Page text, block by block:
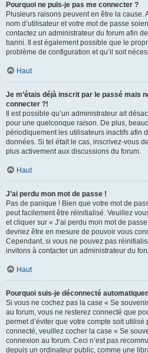
Pourquoi ne puis-je pas me connecter ?
Plusieurs raisons peuvent en être la cause.
nom d’utilisateur et votre mot de passe
contactez un administrateur du forum afin
banni. Il est également possible que le
problème de configuration et qu’il soit
Haut
Je m’étais déjà inscrit par le passé mais
connecter ?!
Il est possible qu’un administrateur ait
pour une quelconque raison. De plus,
périodiquement les utilisateurs inactifs afin
données. Si tel était le cas, inscrivez-vous
plus activement aux discussions du forum.
Haut
J’ai perdu mon mot de passe !
Pas de panique ! Bien que votre mot de
peut facilement être réinitialisé. Veuillez
et cliquer sur « J’ai perdu mon mot de
devriez être en mesure de pouvoir vous
Cependant, si vous ne pouvez pas
invitons à contacter un administrateur du
Haut
Pourquoi suis-je déconnecté
Si vous ne cochez pas la case « Se
au forum, vous ne resterez connecté que
permet d’éviter que votre compte soit utilisé
connecté, veuillez cocher la case « Se
connexion au forum. Ceci n’est pas
depuis un ordinateur public, comme une